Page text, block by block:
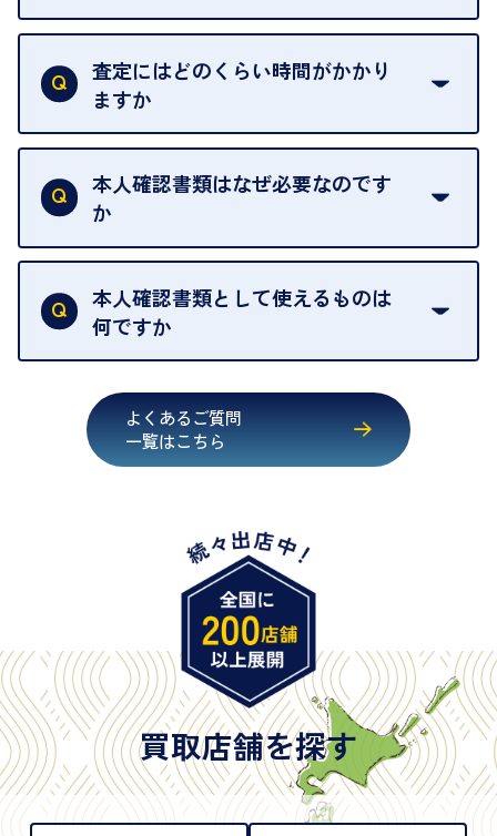
可能な限り、迅速に対応させていただきます。
グオフが可能です。
契約破棄という形で、お品物をお戻しすることがで
きます。
売却当日を含む8日間のうちに、お気軽にお申し出
出張買取のお品物は、8日間保管しております。
一切いただいておりません。査定金額にご納得いた
だけない場合は、その場でお断りいただいても問題
ございません。お気軽にご相談ください。
査定にはどのくらい時間がかかり
ますか
お品物の内容や点数によって異なりますが、店頭買
取の場合は1点あたり数分程度が目安です。大量の
お品物の場合は、お時間をいただくことがございま
本人確認書類はなぜ必要なのです
か
買取店は古物営業法により、お客様のご本人確認を
行うことが義務付けられています。安心してお取引
いただくためにも、ご協力をお願いいたします。
本人確認書類として使えるものは
何ですか
・健康保険証確認書
・マイナンバーカード
・在留カード
・旧パスポート
※原則として「公的機関が発行し、氏名、住所、生
年月日が記載されているもの
※日本国政府発行のもの
※2020年2月4日以降に申請された新型パスポートに
は「所持人記入欄（住所記載欄）」が存在しないた
め、単体では古物営業法上の本人確認書類として認
められない（住所確認ができないため）。補助書類
が必要となります
よくあるご質問
一覧はこちら
買取店舗を探す